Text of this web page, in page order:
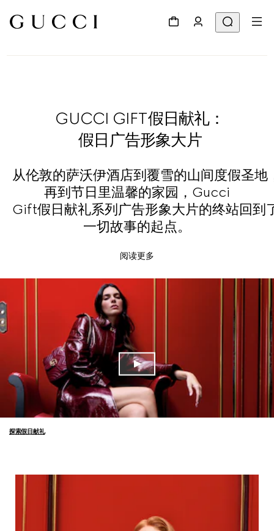
GUCCI GIFT假日献礼：
假日广告形象大片
从伦敦的萨沃伊酒店到覆雪的山间度假圣地
再到节日里温馨的家园，Gucci
Gift假日献礼系列广告形象大片的终站回到
一切故事的起点。
阅读更多
探索假日献礼